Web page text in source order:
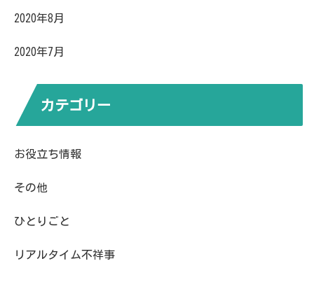
2020年8月
2020年7月
カテゴリー
お役立ち情報
その他
ひとりごと
リアルタイム不祥事